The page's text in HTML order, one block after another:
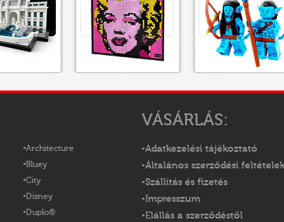
Architecture
Bluey
City
Disney
Duplo®
VÁSÁRLÁS:
Adatkezelési tájékoztató
Általános szerződési feltételek
Szállítás és fizetés
Impresszum
Elállás a szerződéstől